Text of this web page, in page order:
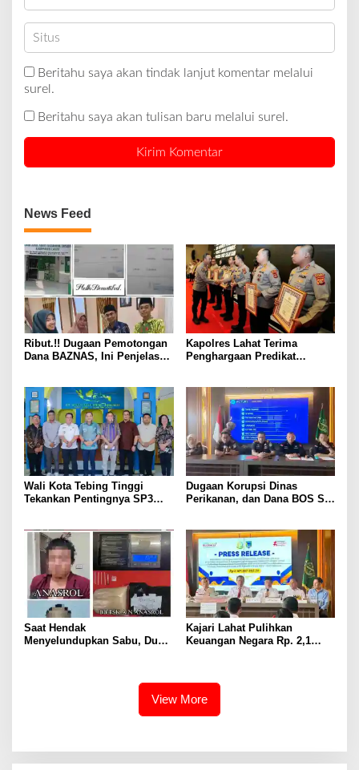
Beritahu saya akan tindak lanjut komentar melalui
surel.
Beritahu saya akan tulisan baru melalui surel.
News Feed
Ribut.!! Dugaan Pemotongan
Dana BAZNAS, Ini Penjelasan
Kapolres Lahat Terima
Penghargaan Predikat
Wali Kota Tebing Tinggi
Tekankan Pentingnya SP3
Dugaan Korupsi Dinas
Perikanan, dan Dana BOS SD
Saat Hendak
Menyelundupkan Sabu, Dua
Kajari Lahat Pulihkan
Keuangan Negara Rp. 2,1
View More